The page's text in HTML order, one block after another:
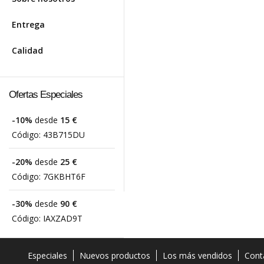
Entrega
Calidad
Ofertas Especiales
-10% desde 15 €
Código: 43B715DU
-20% desde 25 €
Código: 7GKBHT6F
-30% desde 90 €
Código: IAXZAD9T
Especiales Nuevos productos Los más vendidos